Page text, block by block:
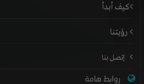
كيف أبدأ
رؤيتنا
إتصل بنا
روابط هامة